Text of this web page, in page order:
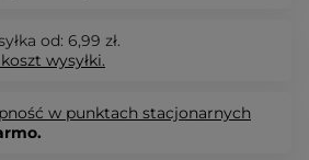
od: 6,99 zł.
wysyłki.
w punktach stacjonarnych